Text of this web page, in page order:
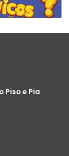
Piso e Pia